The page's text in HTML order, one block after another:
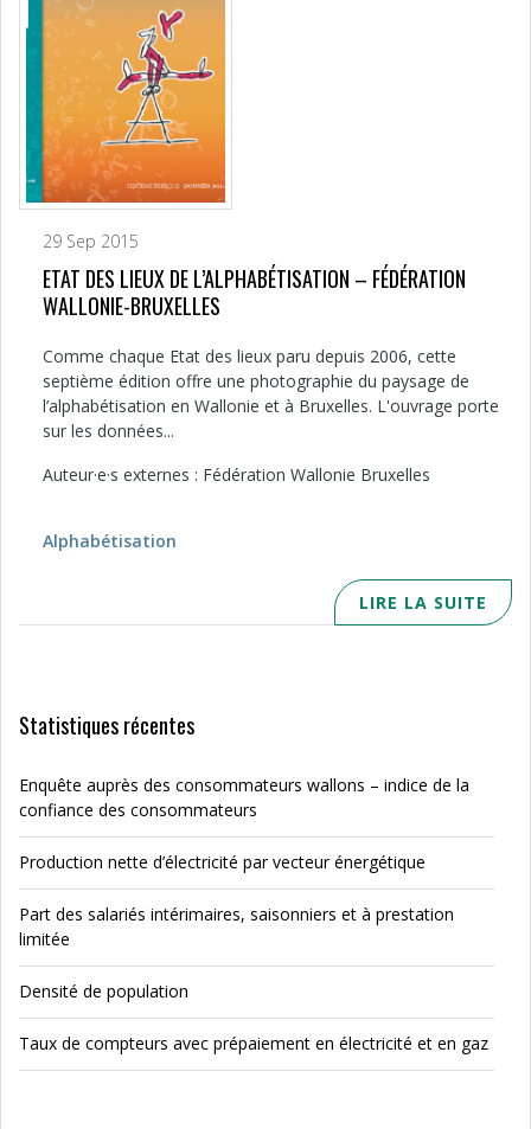
29 Sep 2015
ETAT DES LIEUX DE L’ALPHABÉTISATION – FÉDÉRATION
WALLONIE-BRUXELLES
Comme chaque Etat des lieux paru depuis 2006, cette
septième édition offre une photographie du paysage de
l’alphabétisation en Wallonie et à Bruxelles. L'ouvrage porte
sur les données...
Auteur·e·s externes : Fédération Wallonie Bruxelles
Alphabétisation
LIRE LA SUITE
Statistiques récentes
Enquête auprès des consommateurs wallons – indice de la
confiance des consommateurs
Production nette d’électricité par vecteur énergétique
Part des salariés intérimaires, saisonniers et à prestation
limitée
Densité de population
Taux de compteurs avec prépaiement en électricité et en gaz